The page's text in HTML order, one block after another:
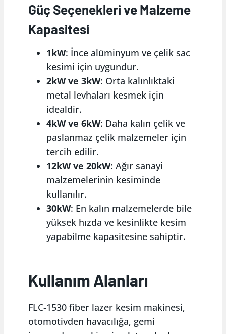
Güç Seçenekleri ve Malzeme
Kapasitesi
1kW: İnce alüminyum ve çelik sac
kesimi için uygundur.
2kW ve 3kW: Orta kalınlıktaki
metal levhaları kesmek için
idealdir.
4kW ve 6kW: Daha kalın çelik ve
paslanmaz çelik malzemeler için
tercih edilir.
12kW ve 20kW: Ağır sanayi
malzemelerinin kesiminde
kullanılır.
30kW: En kalın malzemelerde bile
yüksek hızda ve kesinlikte kesim
yapabilme kapasitesine sahiptir.
Kullanım Alanları
FLC-1530 fiber lazer kesim makinesi,
otomotivden havacılığa, gemi